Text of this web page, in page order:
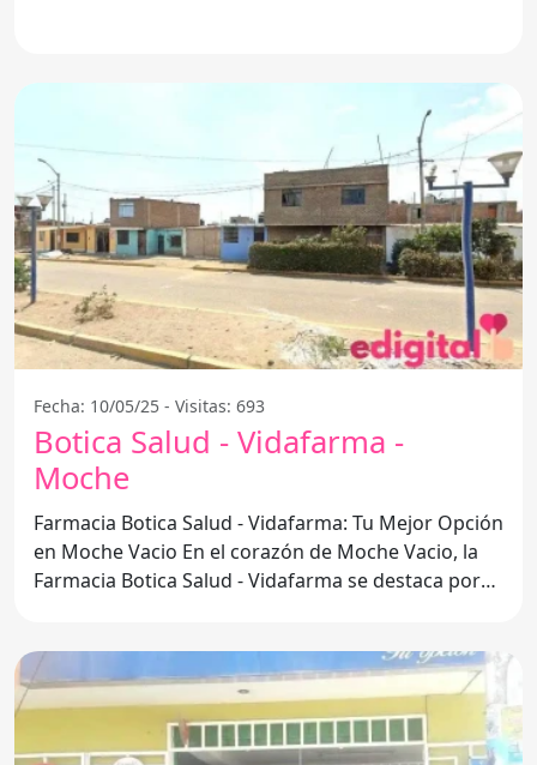
Fecha: 10/05/25 - Visitas: 693
Botica Salud - Vidafarma -
Moche
Farmacia Botica Salud - Vidafarma: Tu Mejor Opción
en Moche Vacio En el corazón de Moche Vacio, la
Farmacia Botica Salud - Vidafarma se destaca por